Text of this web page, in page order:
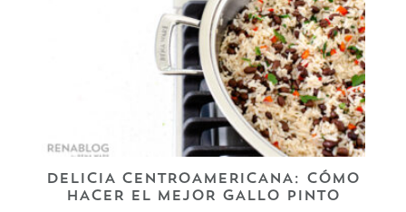
DELICIA CENTROAMERICANA: CÓMO
HACER EL MEJOR GALLO PINTO